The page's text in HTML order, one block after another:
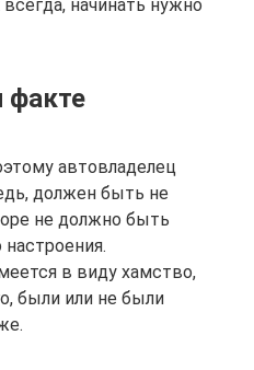
начинать нужно
факте
автовладелец
должен быть не
не должно быть
в виду хамство,
были или не были